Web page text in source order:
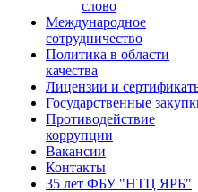
слово
Международное
сотрудничество
Политика в области
качества
Лицензии и
Государственные
Противодействие
коррупции
Вакансии
Контакты
35 лет ФБУ "НТЦ ЯРБ"